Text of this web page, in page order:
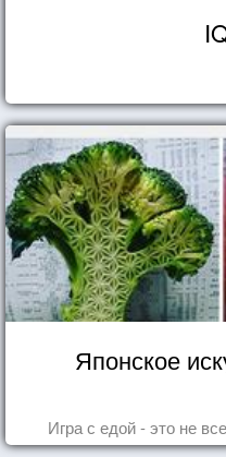
Японское
Игра с едой - это не